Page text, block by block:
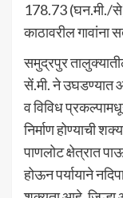
178.73 (घन.मी./से)
काठावरील गावांना
समुद्रपुर
सें.मी. ने उघडण्यात
व विविध
निर्माण होण्याची
पाणलोट क्षेत्रात
होऊन पर्यायाने